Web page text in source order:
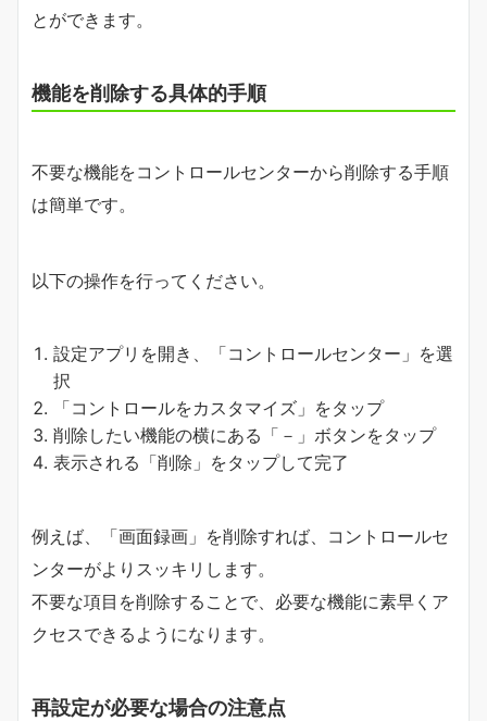
とができます。
機能を削除する具体的手順
不要な機能をコントロールセンターから削除する手順
は簡単です。
以下の操作を行ってください。
設定アプリを開き、「コントロールセンター」を選
択
「コントロールをカスタマイズ」をタップ
削除したい機能の横にある「－」ボタンをタップ
表示される「削除」をタップして完了
例えば、「画面録画」を削除すれば、コントロールセ
ンターがよりスッキリします。
不要な項目を削除することで、必要な機能に素早くア
クセスできるようになります。
再設定が必要な場合の注意点